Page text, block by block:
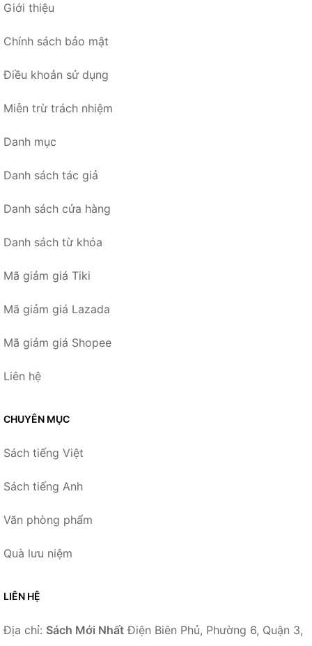
Giới thiệu
Chính sách bảo mật
Điều khoản sử dụng
Miễn trừ trách nhiệm
Danh mục
Danh sách tác giả
Danh sách cửa hàng
Danh sách từ khóa
Mã giảm giá Tiki
Mã giảm giá Lazada
Mã giảm giá Shopee
Liên hệ
CHUYÊN MỤC
Sách tiếng Việt
Sách tiếng Anh
Văn phòng phẩm
Quà lưu niệm
LIÊN HỆ
Địa chỉ: Sách Mới Nhất Điện Biên Phủ, Phường 6, Quận 3,